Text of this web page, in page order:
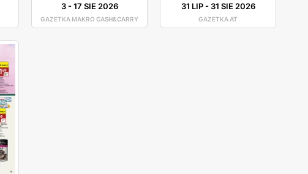
3-17 SIE 2026
GAZETKA MAKRO CASH&CARRY
31 LIP- 31 SIE 2026
GAZETKA AT